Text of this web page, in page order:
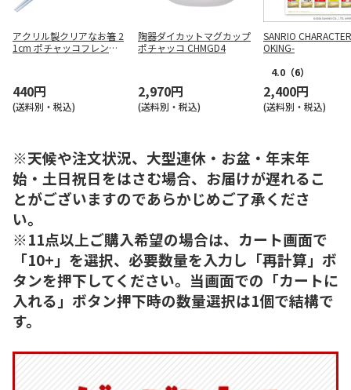
アクリル製クリアなお箸 2
1cm ポチャッコフレンズ
440円
(送料別・税込)
陶器ダイカットマグカップ
ポチャッコ CHMGD4
2,970円
(送料別・税込)
SANRIO
OKING-
4.0 （6）
2,400円
(送料別・税込)
※天候や注文状況、大型連休・お盆・年末年
始・土日祝日をはさむ場合、お届けが遅れるこ
とがございますのであらかじめご了承くださ
い。
※11点以上ご購入希望の場合は、カート画面で
「10+」を選択、必要数量を入力し「再計算」ボ
タンを押下してください。当画面での「カートに
入れる」ボタン押下時の数量選択は1個で結構で
す。